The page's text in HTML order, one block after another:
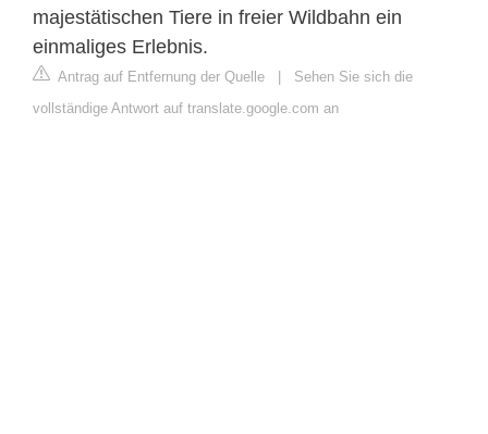
majestätischen Tiere in freier Wildbahn ein
einmaliges Erlebnis.
Antrag auf Entfernung der Quelle | Sehen Sie sich die
vollständige Antwort auf translate.google.com an